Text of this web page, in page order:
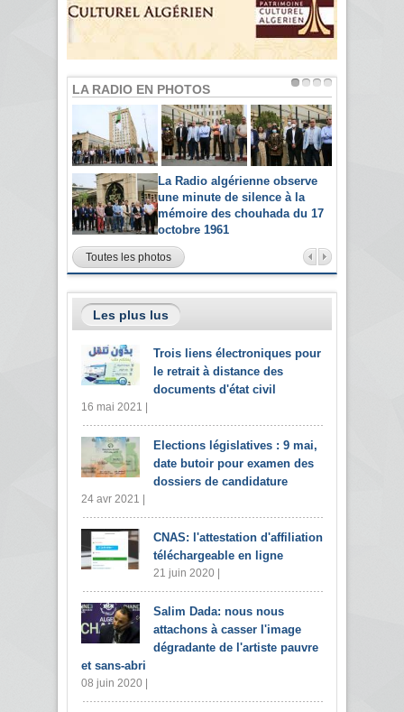
LA RADIO EN PHOTOS
La Radio algérienne observe
une minute de silence à la
mémoire des chouhada du 17
octobre 1961
Toutes les photos
Les plus lus
Trois liens électroniques pour
le retrait à distance des
documents d'état civil
16 mai 2021 |
Elections législatives : 9 mai,
date butoir pour examen des
dossiers de candidature
24 avr 2021 |
CNAS: l'attestation d'affiliation
téléchargeable en ligne
21 juin 2020 |
Salim Dada: nous nous
attachons à casser l'image
dégradante de l'artiste pauvre
et sans-abri
08 juin 2020 |